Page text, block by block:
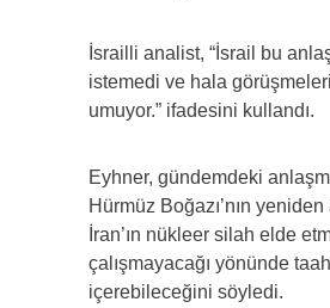
İsrailli analist, “İsrail bu
istemedi ve hala
umuyor.” ifadesini kullandı.
Eyhner, gündemdeki
Hürmüz Boğazı’nın yeniden
İran’ın nükleer silah elde
çalışmayacağı yönünde
içerebileceğini söyledi.